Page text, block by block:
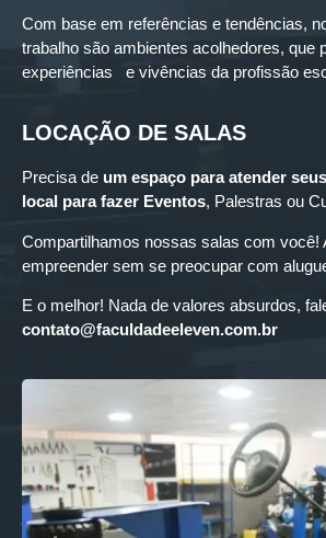
Com base em referências e tendências,
trabalho são ambientes acolhedores, que
experiências e vivências da profissão
LOCAÇÃO DE SALAS
Precisa de um espaço para atender
local para fazer Eventos, Palestras ou
Compartilhamos nossas salas com você!
empreender sem se preocupar com
E o melhor! Nada de valores absurdos,
contato@faculdadeeleven.com.br